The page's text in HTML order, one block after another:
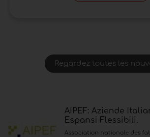
Regardez toutes les
AIPEF: Aziende
Espansi Flessibili.
Association nationale des